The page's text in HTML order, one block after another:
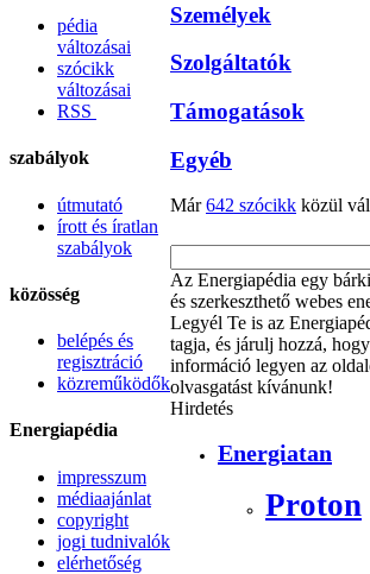
pédia
változásai
szócikk
változásai
RSS
szabályok
útmutató
írott és íratlan
szabályok
közösség
belépés és
regisztráció
közreműködők
Energiapédia
impresszum
médiaajánlat
copyright
jogi tudnivalók
elérhetőség
Személyek
Szolgáltatók
Támogatások
Egyéb
Már642 szócikk közül
Az Energiapédia egy
és szerkeszthető webes
Legyél Te is az
tagja, és járulj hozzá,
információ legyen az
olvasgatást kívánunk!
Hirdetés
Energiatan
Proton